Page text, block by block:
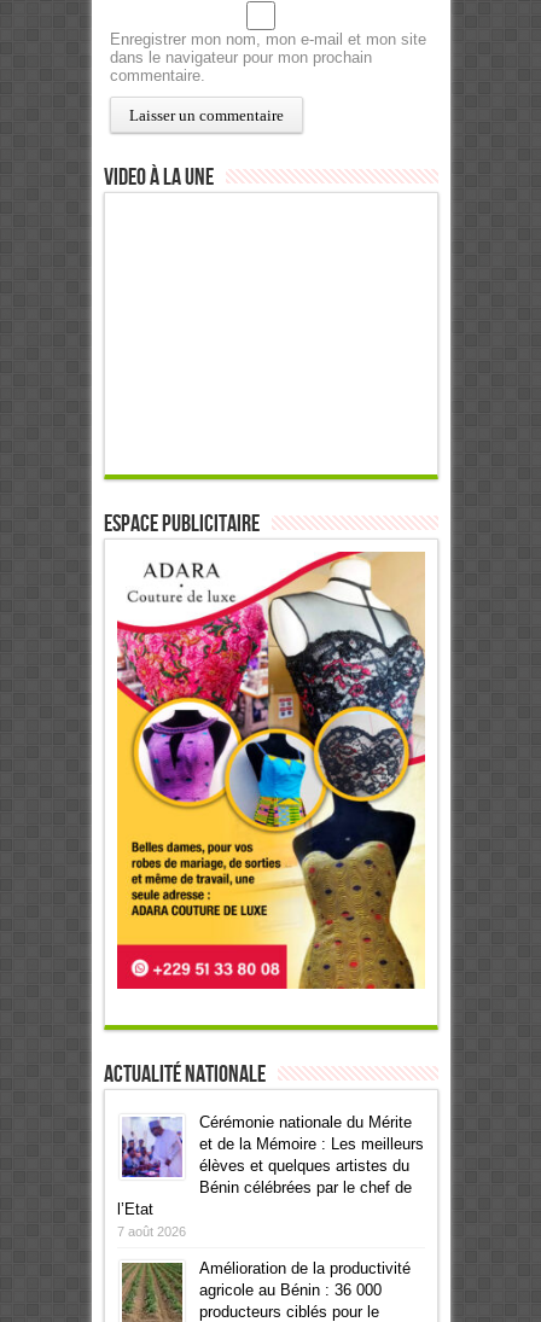
Enregistrer mon nom, mon e-mail et mon site
dans le navigateur pour mon prochain
commentaire.
Video à la Une
ESPACE PUBLICITAIRE
Actualité Nationale
Cérémonie nationale du Mérite
et de la Mémoire : Les meilleurs
élèves et quelques artistes du
Bénin célébrées par le chef de
l’Etat
7 août 2026
Amélioration de la productivité
agricole au Bénin : 36 000
producteurs ciblés pour le